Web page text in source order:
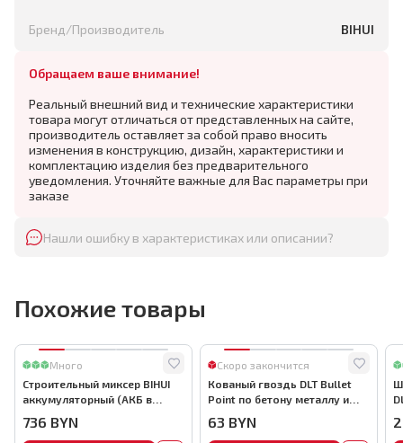
Бренд/Производитель BIHUI
Обращаем ваше внимание!
Реальный внешний вид и технические характеристики
товара могут отличаться от представленных на сайте,
производитель оставляет за собой право вносить
изменения в конструкцию, дизайн, характеристики и
комплектацию изделия без предварительного
уведомления. Уточняйте важные для Вас параметры при
заказе
Нашли ошибку в характеристиках или описании?
Похожие товары
Много
Строительный миксер BIHUI
аккумуляторный (АКБ в
736 BYN
Скоро закончится
Кованый гвоздь DLT Bullet
Point по бетону металлу и
арт.0116
63 BYN